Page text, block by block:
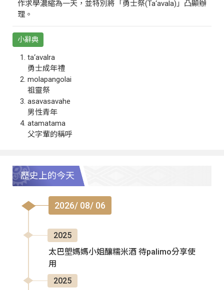
作求學濃縮為一天，並特別將「勇士祭(Ta‘avala)」凸顯辦
理。
小辭典
ta‘avalra
勇士成年禮
molapangolai
祖靈祭
asavasavahe
男性青年
atamatama
父字輩的稱呼
歷史上的今天
2026/ 08/ 06
2025
太巴塱媽媽小姐釀糯米酒 待palimo分享使
用
2025